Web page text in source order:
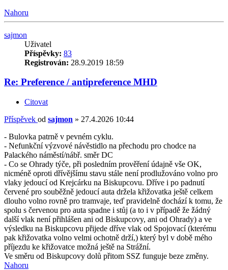
Nahoru
sajmon
Uživatel
Příspěvky: 83
Registrován: 28.9.2019 18:59
Re: Preference / antipreference MHD
Citovat
Příspěvek od sajmon » 27.4.2026 10:44
- Bulovka patrně v pevném cyklu.
- Nefunkční výzvové návěstidlo na přechodu pro chodce na
Palackého náměstí/nábř. směr DC
- Co se Ohrady týče, při posledním prověření údajně vše OK,
nicméně oproti dřívějšímu stavu stále není prodlužováno volno pro
vlaky jedoucí od Krejcárku na Biskupcovu. Dříve i po padnutí
červené pro souběžně jedoucí auta držela křižovatka ještě celkem
dlouho volno rovně pro tramvaje, teď pravidelně dochází k tomu, že
spolu s červenou pro auta spadne i stůj (a to i v případě že žádný
další vlak není přihlášen ani od Biskupcovy, ani od Ohrady) a ve
výsledku na Biskupcovu přijede dříve vlak od Spojovací (kterému
pak křižovatka volno velmi ochotně drží,) který byl v době mého
příjezdu ke křižovatce možná ještě na Strážní.
Ve směru od Biskupcovy dolů přitom SSZ funguje beze změny.
Nahoru